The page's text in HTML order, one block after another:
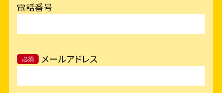
電話番号
必須 メールアドレス